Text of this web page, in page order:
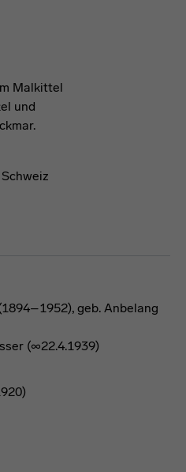
geb. Anbelang
(∞22.4.1939)